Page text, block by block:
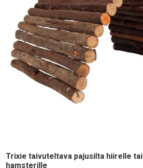
Trixie taivuteltava pajusilta hiirelle tai
hamsterille